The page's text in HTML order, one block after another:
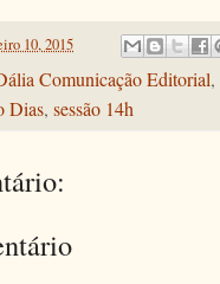
10, 2015
Comunicação Editorial,
Dias, sessão 14h